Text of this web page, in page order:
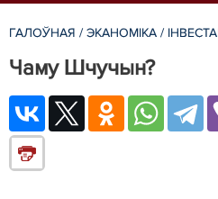
ГАЛОЎНАЯ / ЭКАНОМІКА /
Чаму Шчучын?